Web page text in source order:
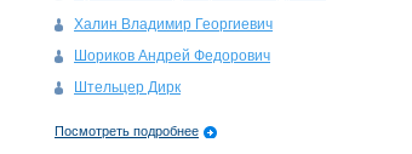
Халин Владимир Георгиевич
Шориков Андрей Федорович
Штельцер Дирк
Посмотреть подробнее